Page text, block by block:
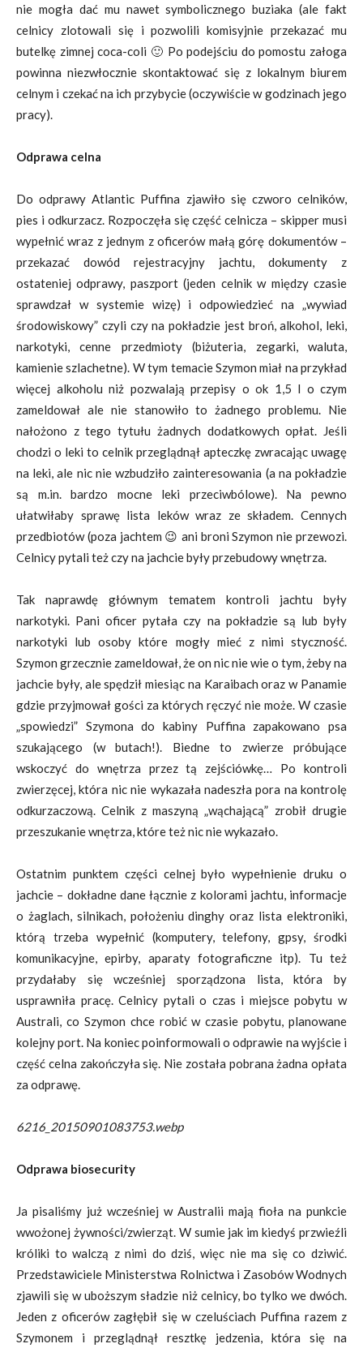
nie mogła dać mu nawet symbolicznego buziaka (ale fakt
celnicy zlotowali się i pozwolili komisyjnie przekazać mu
butelkę zimnej coca-coli 🙂 Po podejściu do pomostu załoga
powinna niezwłocznie skontaktować się z lokalnym biurem
celnym i czekać na ich przybycie (oczywiście w godzinach jego
pracy).
Odprawa celna
Do odprawy Atlantic Puffina zjawiło się czworo celników,
pies i odkurzacz. Rozpoczęła się część celnicza – skipper musi
wypełnić wraz z jednym z oficerów małą górę dokumentów –
przekazać dowód rejestracyjny jachtu, dokumenty z
ostateniej odprawy, paszport (jeden celnik w między czasie
sprawdzał w systemie wizę) i odpowiedzieć na „wywiad
środowiskowy” czyli czy na pokładzie jest broń, alkohol, leki,
narkotyki, cenne przedmioty (biżuteria, zegarki, waluta,
kamienie szlachetne). W tym temacie Szymon miał na przykład
więcej alkoholu niż pozwalają przepisy o ok 1,5 l o czym
zameldował ale nie stanowiło to żadnego problemu. Nie
nałożono z tego tytułu żadnych dodatkowych opłat. Jeśli
chodzi o leki to celnik przeglądnął apteczkę zwracając uwagę
na leki, ale nic nie wzbudziło zainteresowania (a na pokładzie
są m.in. bardzo mocne leki przeciwbólowe). Na pewno
ułatwiłaby sprawę lista leków wraz ze składem. Cennych
przedbiotów (poza jachtem 😉 ani broni Szymon nie przewozi.
Celnicy pytali też czy na jachcie były przebudowy wnętrza.
Tak naprawdę głównym tematem kontroli jachtu były
narkotyki. Pani oficer pytała czy na pokładzie są lub były
narkotyki lub osoby które mogły mieć z nimi styczność.
Szymon grzecznie zameldował, że on nic nie wie o tym, żeby na
jachcie były, ale spędził miesiąc na Karaibach oraz w Panamie
gdzie przyjmował gości za których ręczyć nie może. W czasie
„spowiedzi” Szymona do kabiny Puffina zapakowano psa
szukającego (w butach!). Biedne to zwierze próbujące
wskoczyć do wnętrza przez tą zejściówkę… Po kontroli
zwierzęcej, która nic nie wykazała nadeszła pora na kontrolę
odkurzaczową. Celnik z maszyną „wąchającą” zrobił drugie
przeszukanie wnętrza, które też nic nie wykazało.
Ostatnim punktem części celnej było wypełnienie druku o
jachcie – dokładne dane łącznie z kolorami jachtu, informacje
o żaglach, silnikach, położeniu dinghy oraz lista elektroniki,
którą trzeba wypełnić (komputery, telefony, gpsy, środki
komunikacyjne, epirby, aparaty fotograficzne itp). Tu też
przydałaby się wcześniej sporządzona lista, która by
usprawniła pracę. Celnicy pytali o czas i miejsce pobytu w
Australi, co Szymon chce robić w czasie pobytu, planowane
kolejny port. Na koniec poinformowali o odprawie na wyjście i
część celna zakończyła się. Nie została pobrana żadna opłata
za odprawę.
6216_20150901083753.webp
Odprawa biosecurity
Ja pisaliśmy już wcześniej w Australii mają fioła na punkcie
wwożonej żywności/zwierząt. W sumie jak im kiedyś przwieźli
króliki to walczą z nimi do dziś, więc nie ma się co dziwić.
Przedstawiciele Ministerstwa Rolnictwa i Zasobów Wodnych
zjawili się w uboższym sładzie niż celnicy, bo tylko we dwóch.
Jeden z oficerów zagłębił się w czeluściach Puffina razem z
Szymonem i przeglądnął resztkę jedzenia, która się na